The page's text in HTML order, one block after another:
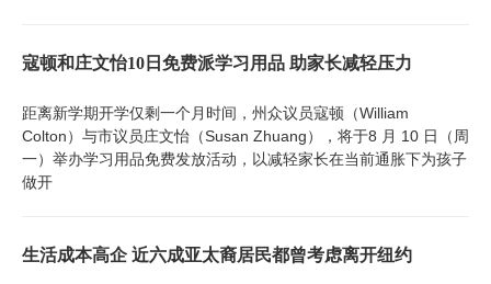
寇顿和庄文怡10日免费派学习用品 助家长减轻压力
距离新学期开学仅剩一个月时间，州众议员寇顿（William
Colton）与市议员庄文怡（Susan Zhuang），将于8 月 10 日（周
一）举办学习用品免费发放活动，以减轻家长在当前通胀下为孩子
做开
生活成本高企 近六成亚太裔居民都曾考虑离开纽约